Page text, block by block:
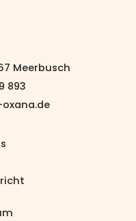
Meerbusch
893